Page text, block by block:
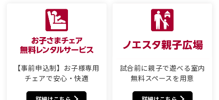
【事前申込制】お子様専用
チェアで安心・快適
試合前に親子で遊べる室内
無料スペースを用意